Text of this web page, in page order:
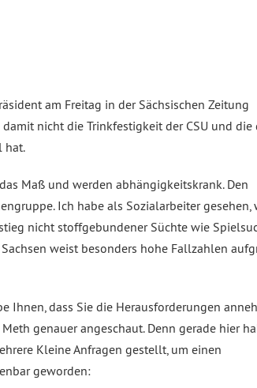
am Freitag in der Sächsischen Zeitung
nicht die Trinkfestigkeit der CSU und die
hat.
Maß und werden abhängigkeitskrank. Den
Ich habe als Sozialarbeiter gesehen,
nicht stoffgebundener Süchte wie
weist besonders hohe Fallzahlen
dass Sie die Herausforderungen
genauer angeschaut. Denn gerade hier
Kleine Anfragen gestellt, um einen
geworden: